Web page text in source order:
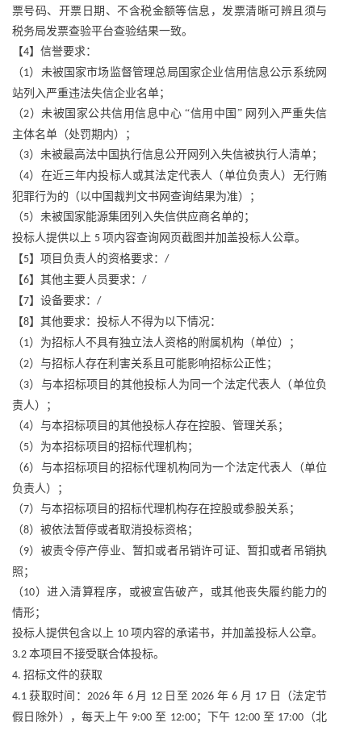
票号码、开票日期、不含税金额等信息，发票清晰可辨且须与
税务局发票查验平台查验结果一致。
【4】信誉要求：
（1）未被国家市场监督管理总局国家企业信用信息公示系统网
站列入严重违法失信企业名单；
（2）未被国家公共信用信息中心 “信用中国” 网列入严重失信
主体名单（处罚期内）；
（3）未被最高法中国执行信息公开网列入失信被执行人清单；
（4）在近三年内投标人或其法定代表人（单位负责人）无行贿
犯罪行为的（以中国裁判文书网查询结果为准）；
（5）未被国家能源集团列入失信供应商名单的；
投标人提供以上 5 项内容查询网页截图并加盖投标人公章。
【5】项目负责人的资格要求： /
【6】其他主要人员要求： /
【7】设备要求： /
【8】其他要求：投标人不得为以下情况：
（1）为招标人不具有独立法人资格的附属机构（单位）；
（2）与招标人存在利害关系且可能影响招标公正性；
（3）与本招标项目的其他投标人为同一个法定代表人（单位负
责人）；
（4）与本招标项目的其他投标人存在控股、管理关系；
（5）为本招标项目的招标代理机构；
（6）与本招标项目的招标代理机构同为一个法定代表人（单位
负责人）；
（7）与本招标项目的招标代理机构存在控股或参股关系；
（8）被依法暂停或者取消投标资格；
（9）被责令停产停业、暂扣或者吊销许可证、暂扣或者吊销执
照；
（10）进入清算程序，或被宣告破产，或其他丧失履约能力的
情形；
投标人提供包含以上 10 项内容的承诺书，并加盖投标人公章。
3.2 本项目不接受联合体投标。
4. 招标文件的获取
4.1获取时间：2026年6 月 12 日至2026 年6 月 17 日（法定节
假日除外），每天上午 9:00 至 12:00；下午 12:00 至 17:00 （北